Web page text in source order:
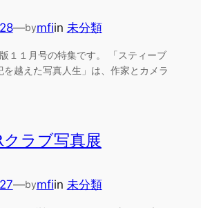
—bymfiin 未分類
１１月号の特集です。 「スティーブ
を越えた写真人生」は、作家とカメラ
ラブ写真展
—bymfiin 未分類